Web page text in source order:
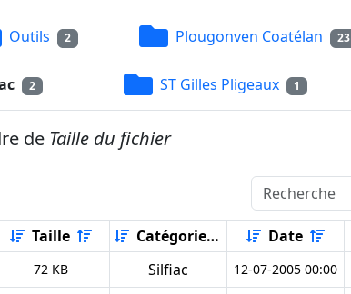
Outils 2 Plougonven Coatélan 23
2 ST Gilles Pligeaux 1
de Taille du fichier
Taille Catégorie Date
72 KB Silfiac 12-07-2005 00:00